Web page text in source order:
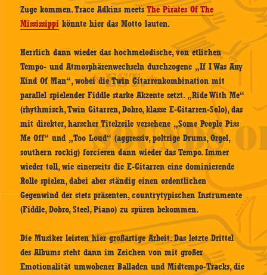
Zuge kommen. Trace Adkins meetsThe Pirates Of The
Mississippi könnte hier das Motto lauten.
Herrlich dann wieder das hochmelodische, von etlichen
Tempo- und Atmosphärenwechseln durchzogene „If I Was Any
Kind Of Man“, wobei die Twin Gitarrenkombination mit
parallel spielender Fiddle starke Akzente setzt. „Ride With Me“
(rhythmisch, Twin Gitarren, Dobro, klasse E-Gitarren-Solo), das
mit direkter, harscher Titelzeile versehene „Some People Piss
Me Off“ und „Too Loud“ (aggressiv, poltrige Drums, Orgel,
southern rockig) forcieren dann wieder das Tempo. Immer
wieder toll, wie einerseits die E-Gitarren eine dominierende
Rolle spielen, dabei aber ständig einen ordentlichen
Gegenwind der stets präsenten, countrytypischen Instrumente
(Fiddle, Dobro, Steel, Piano) zu spüren bekommen.
Die Musiker leisten hier großartige Arbeit. Das letzte Drittel
des Albums steht dann im Zeichen von mit großer
Emotionalität umwobener Balladen und Midtempo-Tracks, die